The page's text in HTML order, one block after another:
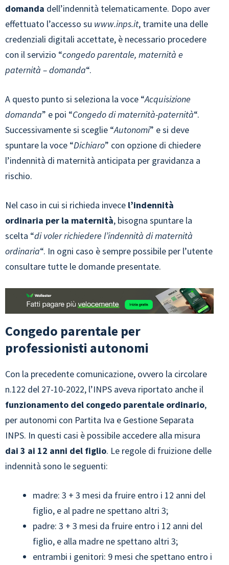
domanda dell’indennità telematicamente. Dopo aver
effettuato l’accesso su www.inps.it, tramite una delle
credenziali digitali accettate, è necessario procedere
con il servizio “congedo parentale, maternità e
paternità – domanda“.
A questo punto si seleziona la voce “Acquisizione
domanda” e poi “Congedo di maternità-paternità“.
Successivamente si sceglie “Autonomi” e si deve
spuntare la voce “Dichiaro” con opzione di chiedere
l’indennità di maternità anticipata per gravidanza a
rischio.
Nel caso in cui si richieda invece l’indennità
ordinaria per la maternità, bisogna spuntare la
scelta “di voler richiedere l’indennità di maternità
ordinaria“. In ogni caso è sempre possibile per l’utente
consultare tutte le domande presentate.
Congedo parentale per
professionisti autonomi
Con la precedente comunicazione, ovvero la circolare
n.122 del 27-10-2022, l’INPS aveva riportato anche il
funzionamento del congedo parentale ordinario,
per autonomi con Partita Iva e Gestione Separata
INPS. In questi casi è possibile accedere alla misura
dai 3 ai 12 anni del figlio. Le regole di fruizione delle
indennità sono le seguenti:
madre: 3 + 3 mesi da fruire entro i 12 anni del
figlio, e al padre ne spettano altri 3;
padre: 3 + 3 mesi da fruire entro i 12 anni del
figlio, e alla madre ne spettano altri 3;
entrambi i genitori: 9 mesi che spettano entro i